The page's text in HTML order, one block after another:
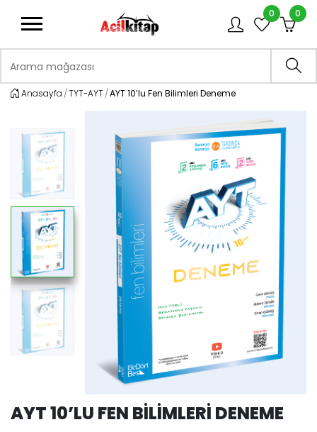
0 0
Anasayfa TYT-AYT AYT 10’lu Fen Bilimleri Deneme
AYT 10’LU FEN BILIMLERI DENEME